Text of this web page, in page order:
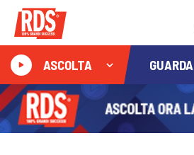
ASCOLTA GUARDA